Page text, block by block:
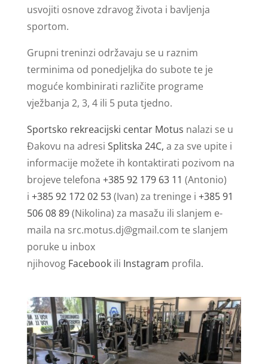
usvojiti osnove zdravog života i bavljenja
sportom.
Grupni treninzi održavaju se u raznim
terminima od ponedjeljka do subote te je
moguće kombinirati različite programe
vježbanja 2, 3, 4 ili 5 puta tjedno.
Sportsko rekreacijski centar Motus nalazi se u
Đakovu na adresi Splitska 24C, a za sve upite i
informacije možete ih kontaktirati pozivom na
brojeve telefona +385 92 179 63 11 (Antonio)
i +385 92 172 02 53(Ivan) za treninge i +385 91
506 08 89(Nikolina) za masažu ili slanjem e-
maila na src.motus.dj@gmail.com te slanjem
poruke u inbox
njihovog Facebookili Instagram profila.